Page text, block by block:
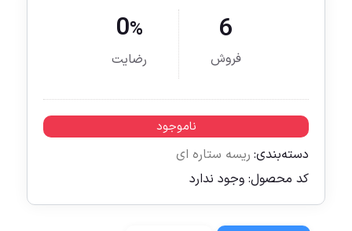
6
فروش
0%
رضایت
ناموجود
دسته‌بندی: ریسه ستاره ای
کد محصول: وجود ندارد